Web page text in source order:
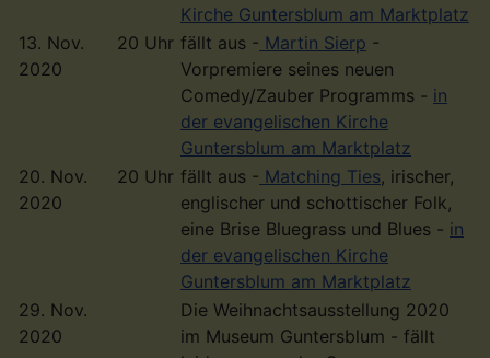
Kirche Guntersblum am Marktplatz
13. Nov.
2020
20 Uhr fällt aus - Martin Sierp -
Vorpremiere seines neuen
Comedy/Zauber Programms - in
der evangelischen Kirche
Guntersblum am Marktplatz
20. Nov.
2020
20 Uhr fällt aus - Matching Ties, irischer,
englischer und schottischer Folk,
eine Brise Bluegrass und Blues - in
der evangelischen Kirche
Guntersblum am Marktplatz
29. Nov.
2020
Die Weihnachtsausstellung 2020
im Museum Guntersblum - fällt